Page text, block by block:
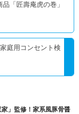
「匠壽庵虎の巻」
庭用コンセント検
」監修！家系風豚骨醤